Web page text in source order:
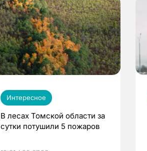
Интересное
В лесах Томской области за
сутки потушили 5 пожаров